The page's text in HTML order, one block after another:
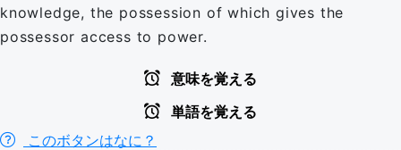
knowledge, the possession of which gives the
possessor access to power.
意味を覚える
単語を覚える
このボタンはなに？